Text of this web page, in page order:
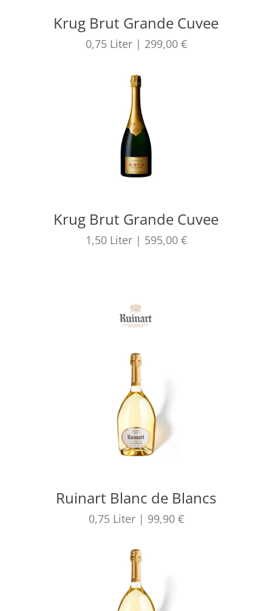
Krug Brut Grande Cuvee
0,75 Liter | 299,00 €
Krug Brut Grande Cuvee
1,50 Liter | 595,00 €
Ruinart Blanc de Blancs
0,75 Liter | 99,90 €